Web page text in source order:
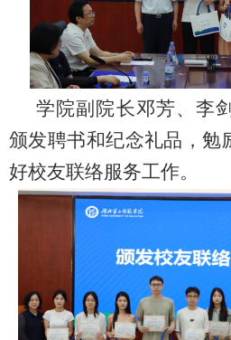
学院副院长邓芳、李
颁发聘书和纪念礼品，勉
好校友联络服务工作。